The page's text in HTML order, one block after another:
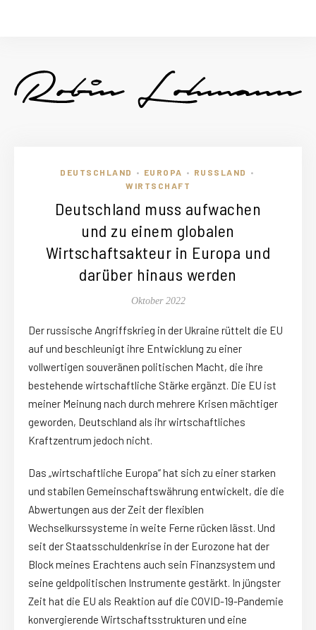
DEUTSCHLAND • EUROPA • RUSSLAND •
WIRTSCHAFT
Deutschland muss aufwachen
und zu einem globalen
Wirtschaftsakteur in Europa und
darüber hinaus werden
Oktober 2022
Der russische Angriffskrieg in der Ukraine rüttelt die EU
auf und beschleunigt ihre Entwicklung zu einer
vollwertigen souveränen politischen Macht, die ihre
bestehende wirtschaftliche Stärke ergänzt. Die EU ist
meiner Meinung nach durch mehrere Krisen mächtiger
geworden, Deutschland als ihr wirtschaftliches
Kraftzentrum jedoch nicht.
Das „wirtschaftliche Europa“ hat sich zu einer starken
und stabilen Gemeinschaftswährung entwickelt, die die
Abwertungen aus der Zeit der flexiblen
Wechselkurssysteme in weite Ferne rücken lässt. Und
seit der Staatsschuldenkrise in der Eurozone hat der
Block meines Erachtens auch sein Finanzsystem und
seine geldpolitischen Instrumente gestärkt. In jüngster
Zeit hat die EU als Reaktion auf die COVID-19-Pandemie
konvergierende Wirtschaftsstrukturen und eine